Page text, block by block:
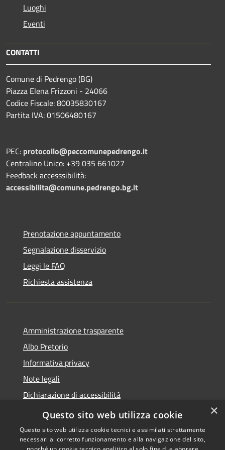
Luoghi
Eventi
CONTATTI
Comune di Pedrengo (BG)
Piazza Elena Frizzoni - 24066
Codice Fiscale: 80035830167
Partita IVA: 01506480167
PEC: protocollo@peccomunepedrengo.it
Centralino Unico: +39 035 661027
Feedback accesssibilità:
accessibilita@comune.pedrengo.bg.it
Prenotazione appuntamento
Segnalazione disservizio
Leggi le FAQ
Richiesta assistenza
Amministrazione trasparente
Albo Pretorio
Informativa privacy
Note legali
Dichiarazione di accessibilità
Area riservata dipendenti
×
Questo sito web utilizza cookie
Questo sito web utilizza cookie tecnici e assimilati strettamente
necessari al corretto funzionamento e alla navigazione del sito,